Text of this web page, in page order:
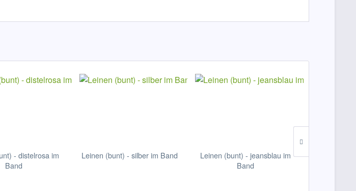
- distelrosa im
Band
Leinen (bunt) - silber im Band
Leinen (bunt) - jeansblau im
Band